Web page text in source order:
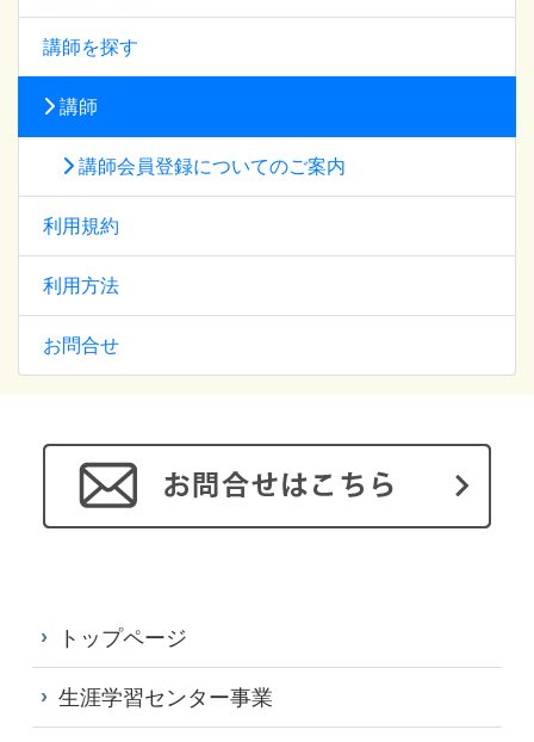
講師を探す
講師
講師会員登録についてのご案内
利用規約
利用方法
お問合せ
トップページ
生涯学習センター事業